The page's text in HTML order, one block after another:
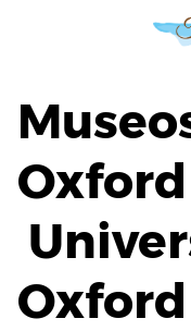
Oxford
Oxford